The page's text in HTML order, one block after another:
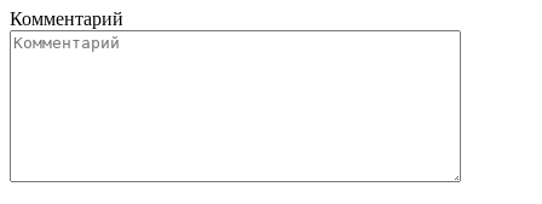
Комментарий